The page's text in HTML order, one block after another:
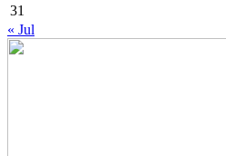
31
« Jul